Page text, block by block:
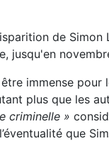
de Simon
jusqu'en
immense pour
plus que les
criminelle »
l’éventualité que